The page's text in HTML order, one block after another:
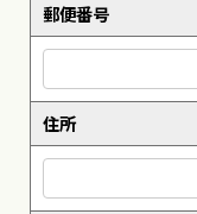
郵便番号
住所